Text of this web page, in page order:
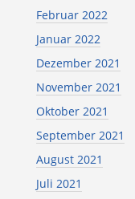
Februar 2022
Januar 2022
Dezember 2021
November 2021
Oktober 2021
September 2021
August 2021
Juli 2021